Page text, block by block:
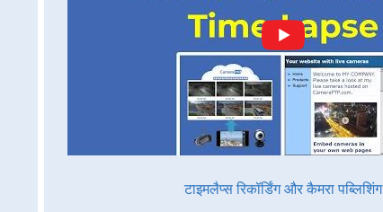
टाइमलैप्स रिकॉर्डिंग और कैमरा पब्लिशिंग